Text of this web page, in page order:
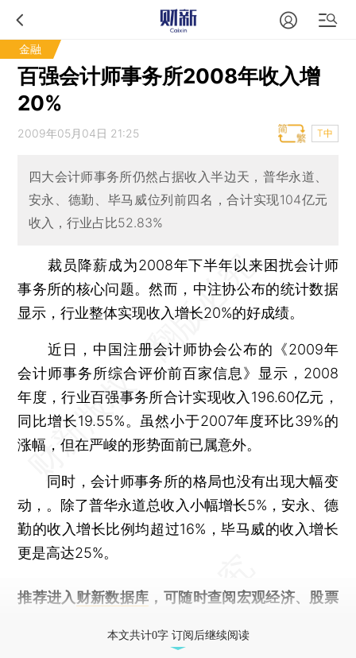
金融
百强会计师事务所2008年收入增
20%
2009年05月04日 21:25 T中
四大会计师事务所仍然占据收入半边天，普华永道、
安永、德勤、毕马威位列前四名，合计实现104亿元
收入，行业占比52.83%
裁员降薪成为2008年下半年以来困扰会计师
事务所的核心问题。然而，中注协公布的统计数据
显示，行业整体实现收入增长20%的好成绩。
近日，中国注册会计师协会公布的《2009年
会计师事务所综合评价前百家信息》显示，2008
年度，行业百强事务所合计实现收入196.60亿元，
同比增长19.55%。虽然小于2007年度环比39%的
涨幅，但在严峻的形势面前已属意外。
同时，会计师事务所的格局也没有出现大幅变
动，。除了普华永道总收入小幅增长5%，安永、德
勤的收入增长比例均超过16%，毕马威的收入增长
更是高达25%。
推荐进入 财新数据库 ，可随时查阅宏观经济、股票
本文共计0字 订阅后继续阅读